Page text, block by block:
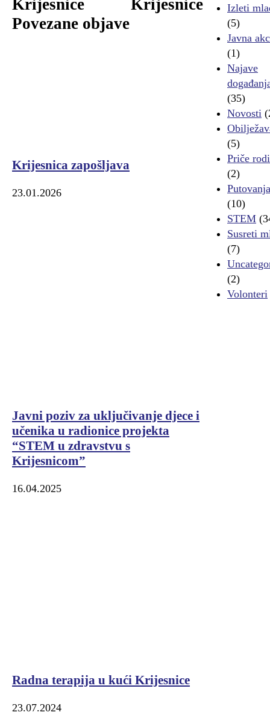
Krijesnice
Krijesnice
Povezane objave
Krijesnica zapošljava
23.01.2026
Javni poziv za uključivanje djece i
učenika u radionice projekta
“STEM u zdravstvu s
Krijesnicom”
16.04.2025
Radna terapija u kući Krijesnice
23.07.2024
Izleti
(5)
Javna
(1)
Najave
(35)
Novosti
(5)
Priče
(2)
Putovanja
(10)
STEM
Susreti
(7)
(2)
Volonteri